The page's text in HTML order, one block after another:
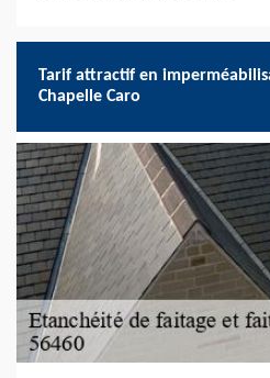
Tarif attractif en
Chapelle Caro